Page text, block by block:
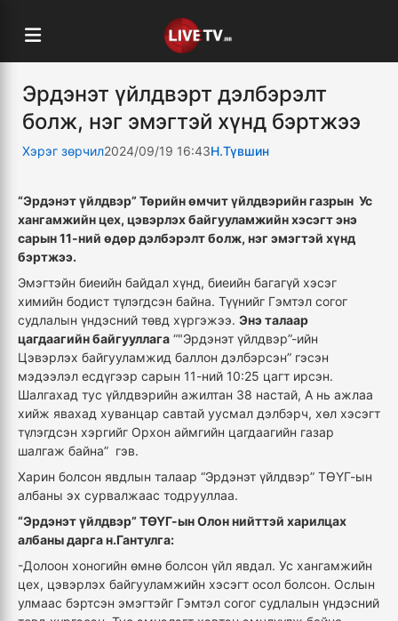
Эрдэнэт үйлдвэрт дэлбэрэлт
болж, нэг эмэгтэй хүнд бэртжээ
Хэрэг зөрчил2024/09/19 16:43Н.Түвшин
“Эрдэнэт үйлдвэр” Төрийн өмчит үйлдвэрийн газрын Ус
хангамжийн цех, цэвэрлэх байгууламжийн хэсэгт энэ
сарын 11-ний өдөр дэлбэрэлт болж, нэг эмэгтэй хүнд
бэртжээ.
Эмэгтэйн биеийн байдал хүнд, биеийн багагүй хэсэг
химийн бодист түлэгдсэн байна. Түүнийг Гэмтэл согог
судлалын үндэсний төвд хүргэжээ. Энэ талаар
цагдаагийн байгууллага “"Эрдэнэт үйлдвэр”-ийн
Цэвэрлэх байгууламжид баллон дэлбэрсэн” гэсэн
мэдээлэл есдүгээр сарын 11-ний 10:25 цагт ирсэн.
Шалгахад тус үйлдвэрийн ажилтан 38 настай, А нь ажлаа
хийж явахад хуванцар савтай уусмал дэлбэрч, хөл хэсэгт
түлэгдсэн хэргийг Орхон аймгийн цагдаагийн газар
шалгаж байна” гэв.
Харин болсон явдлын талаар “Эрдэнэт үйлдвэр” ТӨҮГ-ын
албаны эх сурвалжаас тодрууллаа.
“Эрдэнэт үйлдвэр” ТӨҮГ-ын Олон нийттэй харилцах
албаны дарга н.Гантулга:
-Долоон хоногийн өмнө болсон үйл явдал. Ус хангамжийн
цех, цэвэрлэх байгууламжийн хэсэгт осол болсон. Ослын
улмаас бэртсэн эмэгтэйг Гэмтэл согог судлалын үндэсний